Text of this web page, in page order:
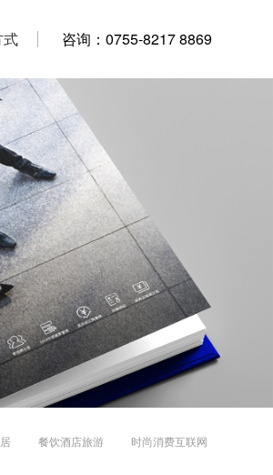
咨询：0755-8217 8869
咨询：0755-8217 8869
餐饮酒店旅游 时尚消费互联网